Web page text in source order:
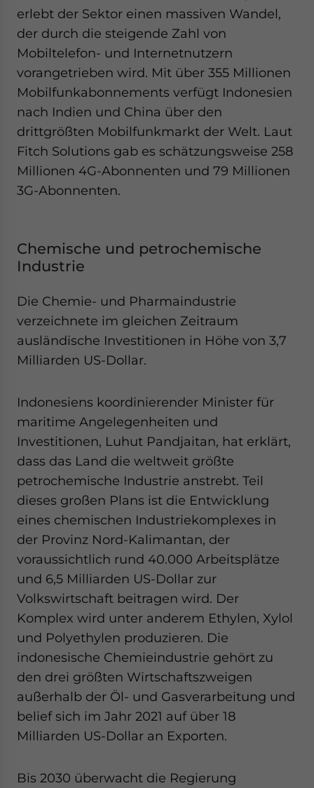
erlebt der Sektor einen massiven Wandel,
der durch die steigende Zahl von
Mobiltelefon- und Internetnutzern
vorangetrieben wird. Mit über 355 Millionen
Mobilfunkabonnements verfügt Indonesien
nach Indien und China über den
drittgrößten Mobilfunkmarkt der Welt. Laut
Fitch Solutions gab es schätzungsweise 258
Millionen 4G-Abonnenten und 79 Millionen
3G-Abonnenten.
Chemische und petrochemische
Industrie
Die Chemie- und Pharmaindustrie
verzeichnete im gleichen Zeitraum
ausländische Investitionen in Höhe von 3,7
Milliarden US-Dollar.
Indonesiens koordinierender Minister für
maritime Angelegenheiten und
Investitionen, Luhut Pandjaitan, hat erklärt,
dass das Land die weltweit größte
petrochemische Industrie anstrebt. Teil
dieses großen Plans ist die Entwicklung
eines chemischen Industriekomplexes in
der Provinz Nord-Kalimantan, der
voraussichtlich rund 40.000 Arbeitsplätze
und 6,5 Milliarden US-Dollar zur
Volkswirtschaft beitragen wird. Der
Komplex wird unter anderem Ethylen, Xylol
und Polyethylen produzieren. Die
indonesische Chemieindustrie gehört zu
den drei größten Wirtschaftszweigen
außerhalb der Öl- und Gasverarbeitung und
belief sich im Jahr 2021 auf über 18
Milliarden US-Dollar an Exporten.
Bis 2030 überwacht die Regierung